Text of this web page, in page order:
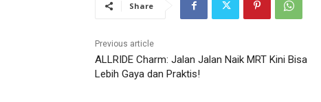
Share
Previous article
ALLRIDE Charm: Jalan Jalan Naik MRT Kini Bisa
Lebih Gaya dan Praktis!